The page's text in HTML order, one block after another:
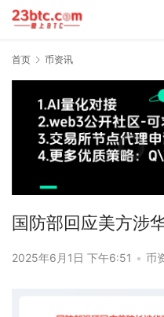
首页 币资讯
国防部回应美方涉
2025年6月1日 下午6:51 • 币